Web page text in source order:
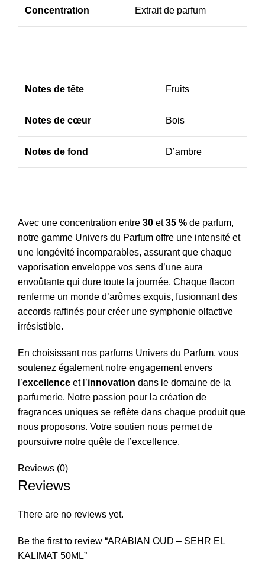
Concentration Extrait de parfum
Notes de tête Fruits
Notes de cœur Bois
Notes de fond D’ambre
Avec une concentration entre 30 et35 % de parfum,
notre gamme Univers du Parfum offre une intensité et
une longévité incomparables, assurant que chaque
vaporisation enveloppe vos sens d’une aura
envoûtante qui dure toute la journée. Chaque flacon
renferme un monde d’arômes exquis, fusionnant des
accords raffinés pour créer une symphonie olfactive
irrésistible.
En choisissant nos parfums Univers du Parfum, vous
soutenez également notre engagement envers
l’excellence et l’innovation dans le domaine de la
parfumerie. Notre passion pour la création de
fragrances uniques se reflète dans chaque produit que
nous proposons. Votre soutien nous permet de
poursuivre notre quête de l’excellence.
Reviews (0)
Reviews
There are no reviews yet.
Be the first to review “ARABIAN OUD – SEHR EL
KALIMAT 50ML”